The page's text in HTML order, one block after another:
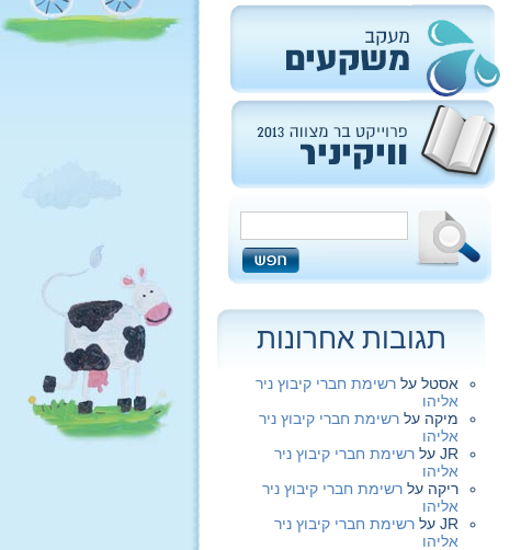
תגובות אחרונות
אסטל על רשימת חברי קיבוץ ניר
אליהו
מיקה על רשימת חברי קיבוץ ניר
אליהו
JR על רשימת חברי קיבוץ ניר
אליהו
ריקה על רשימת חברי קיבוץ ניר
אליהו
JR על רשימת חברי קיבוץ ניר
אליהו